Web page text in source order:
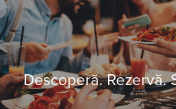
Descoperă. Rezervă.